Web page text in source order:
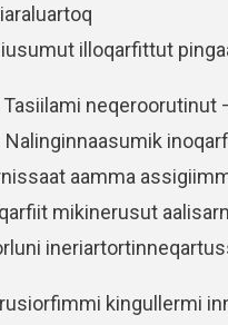
illoqarfittut
aamma
mikinerusut
kingullermi